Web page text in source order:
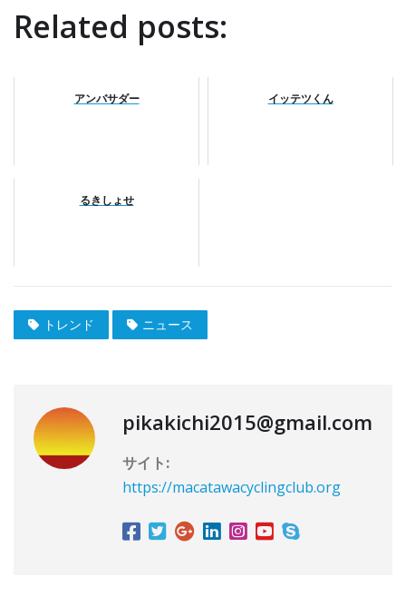
Related posts:
アンバサダー イッテツくん
るきしょせ
トレンド ニュース
pikakichi2015@gmail.com
サイト:
https://macatawacyclingclub.org